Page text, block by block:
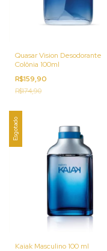
Quasar Vision Desodorante
Colônia 100ml
R$159,90
R$174,90
Esgotado
Kaiak Masculino 100 ml